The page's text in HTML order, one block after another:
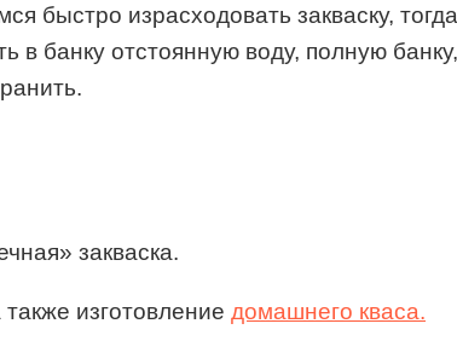
быстро израсходовать закваску,
в банку отстоянную воду, полную
закваска.
изготовление домашнего кваса.